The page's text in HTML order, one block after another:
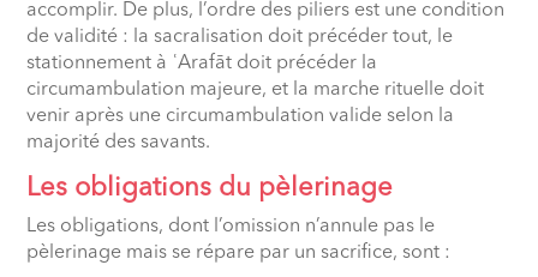
accomplir. De plus, l’ordre des piliers est une condition
de validité : la sacralisation doit précéder tout, le
stationnement à ʿArafāt doit précéder la
circumambulation majeure, et la marche rituelle doit
venir après une circumambulation valide selon la
majorité des savants.
Les obligations du pèlerinage
Les obligations, dont l’omission n’annule pas le
pèlerinage mais se répare par un sacrifice, sont :